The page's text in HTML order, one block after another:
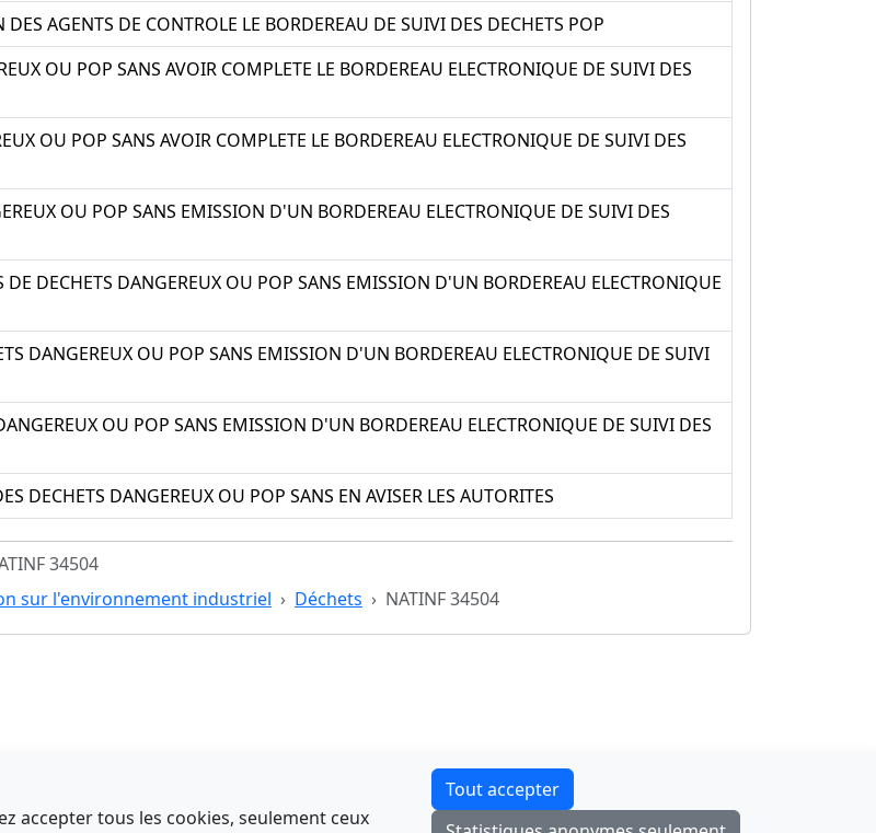
AGENTS DE CONTROLE LE BORDEREAU DE SUIVI DES DECHETS POP
OU POP SANS AVOIR COMPLETE LE BORDEREAU ELECTRONIQUE DE SUIVI DES
OU POP SANS AVOIR COMPLETE LE BORDEREAU ELECTRONIQUE DE SUIVI DES
OU POP SANS EMISSION D'UN BORDEREAU ELECTRONIQUE DE SUIVI DES
DE DECHETS DANGEREUX OU POP SANS EMISSION D'UN BORDEREAU ELECTRONIQUE
DANGEREUX OU POP SANS EMISSION D'UN BORDEREAU ELECTRONIQUE DE SUIVI
OU POP SANS EMISSION D'UN BORDEREAU ELECTRONIQUE DE SUIVI DES
DECHETS DANGEREUX OU POP SANS EN AVISER LES AUTORITES
34504
sur l'environnement industriel Déchets NATINF 34504
F-Droid·App Store·Google Play·Linux
accepter tous les cookies, seulement ceux
Tout accepter